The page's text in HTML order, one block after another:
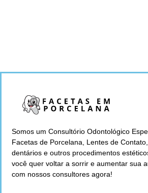
Somos um Consultório Odontológico
Facetas de Porcelana, Lentes de
dentários e outros procedimentos
você quer voltar a sorrir e aumentar sua
com nossos consultores agora!